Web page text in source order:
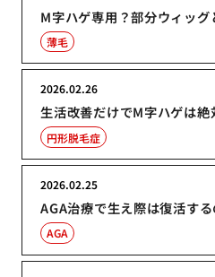
M字ハゲ専用？部分ウィッグ
薄毛
生活改善だけでM字ハゲは絶
2026.02.26
円形脱毛症
AGA治療で生え際は復活する
2026.02.25
AGA